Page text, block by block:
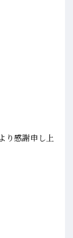
り感謝申し上